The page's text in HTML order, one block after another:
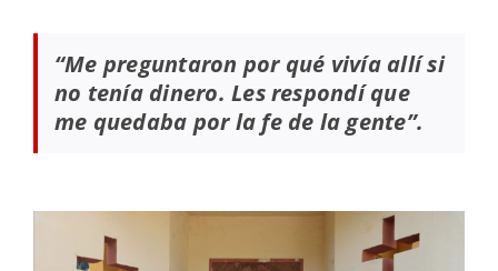
“Me preguntaron por qué vivía allí si
no tenía dinero. Les respondí que
me quedaba por la fe de la gente”.